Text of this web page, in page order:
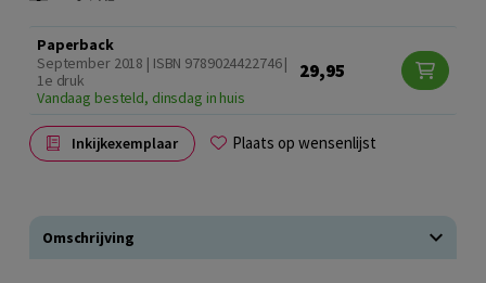
Paperback
September 2018 | ISBN 9789024422746 |
1e druk
Vandaag besteld, dinsdag in huis
29,95
Inkijkexemplaar Plaats op wensenlijst
Omschrijving